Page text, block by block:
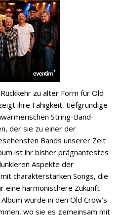
zu alter Form für Old
ihre Fähigkeit, tiefgründige
String-Band-
der sie zu einer der
Bands unserer Zeit
ist ihr bisher prägnantestes
Aspekte der
charakterstarken Songs, die
eine harmonischere Zukunft
wurde in den Old Crow’s
wo sie es gemeinsam mit